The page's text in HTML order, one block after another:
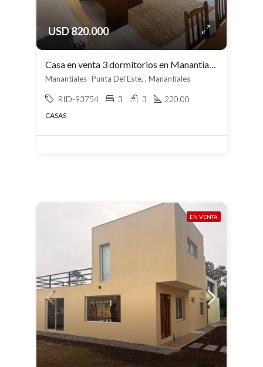
USD 820.000
Casa en venta 3 dormitorios en Manantiales
Manantiales- Punta Del Este, , Manantiales
RID-93754 3 3 220.00
CASAS
EN VENTA